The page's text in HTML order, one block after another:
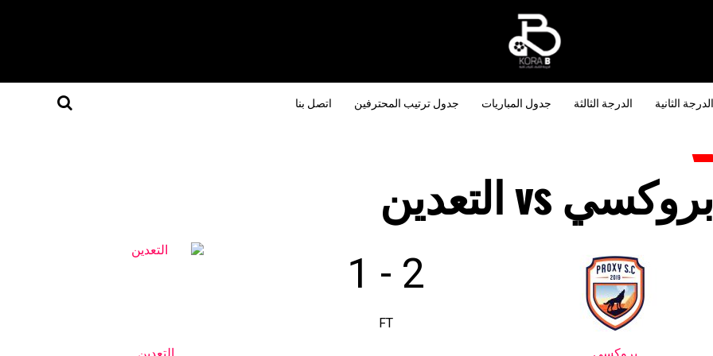
الدرجة الثانية الدرجة الثالثة جدول المباريات جدول ترتيب المحترفين اتصل بنا
بروكسي vs التعدين
2
-
1
FT